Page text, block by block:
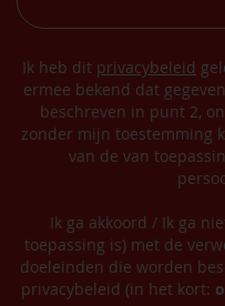
Ik heb dit privacybeleid
ermee bekend dat
beschreven in punt 2,
zonder mijn toestemming
van de van
Ik ga akkoord / Ik ga
toepassing is) met de
doeleinden die worden
privacybeleid (in het kort: